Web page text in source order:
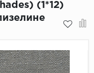
Andrea Rossi
Artsimple
Bernardo
Cristiana Masi
(1*12)